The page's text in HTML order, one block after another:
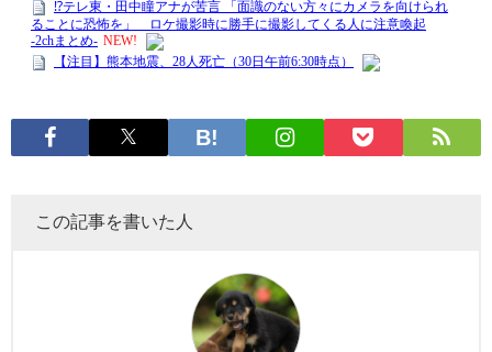
この記事を書いた人